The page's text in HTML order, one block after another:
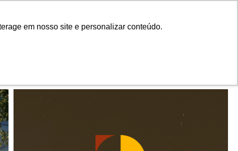
em nosso site e personalizar conteúdo.
PROJETOS
INSTITUTO